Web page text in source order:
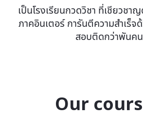
เป็นโรงเรียนกวดวิชา ที่เชียวชา
ภาคอินเตอร์ การันตีความสำเร็จ
สอบติดกว่าพันคน
Our